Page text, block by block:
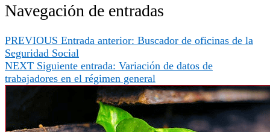
Navegación de entradas
PREVIOUS Entrada anterior: Buscador de oficinas de la
Seguridad Social
NEXT Siguiente entrada: Variación de datos de
trabajadores en el régimen general